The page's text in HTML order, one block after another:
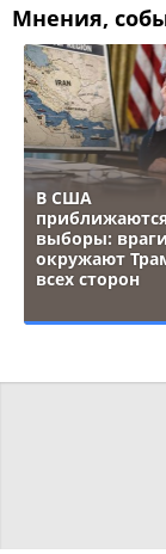
Мнения,
В США
выборы: враги
окружают
всех сторон